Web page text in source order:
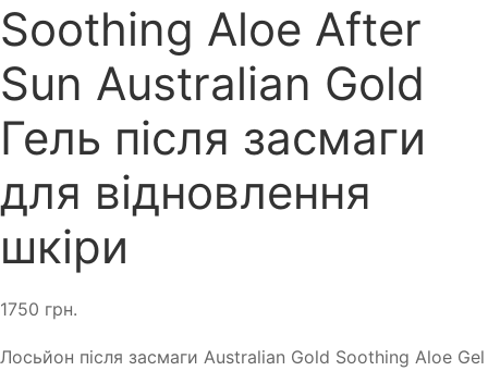
Soothing Aloe After
Sun Australian Gold
Гель після засмаги
для відновлення
шкіри
1750 грн.
Лосьйон після засмаги Australian Gold Soothing Aloe Gel